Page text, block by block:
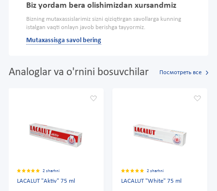
Biz yordam bera olishimizdan xursandmiz
Bizning mutaxassislarimiz sizni qiziqtirgan savollarga kunning
istalgan vaqti onlayn javob berishga tayyormiz.
Mutaxassisga savol bering
Analoglar va o'rnini bosuvchilar Посмотреть все
2 sharhni
LACALUT "Aktiv" 75 ml
2 sharhni
LACALUT "White" 75 ml